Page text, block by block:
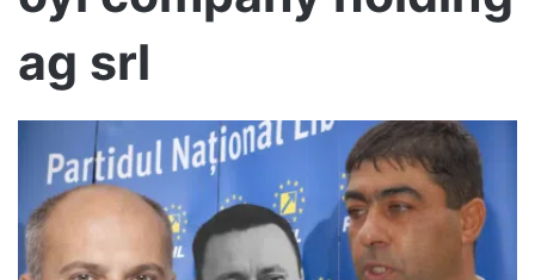
ag srl